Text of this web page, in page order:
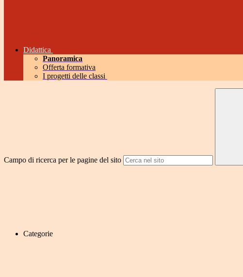
Didattica
Panoramica
Offerta formativa
I progetti delle classi
Campo di ricerca per le pagine del sito
Categorie